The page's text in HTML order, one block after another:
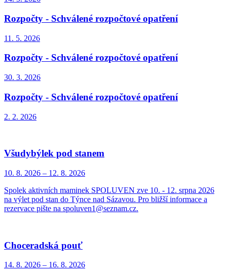
Rozpočty - Schválené rozpočtové opatření
11. 5. 2026
Rozpočty - Schválené rozpočtové opatření
30. 3. 2026
Rozpočty - Schválené rozpočtové opatření
2. 2. 2026
Všudybýlek pod stanem
10. 8. 2026 – 12. 8. 2026
Spolek aktivních maminek SPOLUVEN zve 10. - 12. srpna 2026
na výlet pod stan do Týnce nad Sázavou. Pro bližší informace a
rezervace pište na spoluven1@seznam.cz.
Choceradská pouť
14. 8. 2026 – 16. 8. 2026